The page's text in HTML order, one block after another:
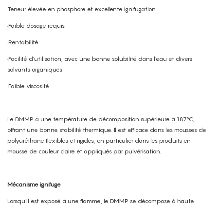
·Teneur élevée en phosphore et excellente ignifugation
·Faible dosage requis
·Rentabilité
·Facilité d'utilisation, avec une bonne solubilité dans l'eau et divers
solvants organiques
·Faible viscosité
Le DMMP a une température de décomposition supérieure à 187°C,
offrant une bonne stabilité thermique. Il est efficace dans les mousses de
polyuréthane flexibles et rigides, en particulier dans les produits en
mousse de couleur claire et appliqués par pulvérisation.
Mécanisme ignifuge
Lorsqu'il est exposé à une flamme, le DMMP se décompose à haute